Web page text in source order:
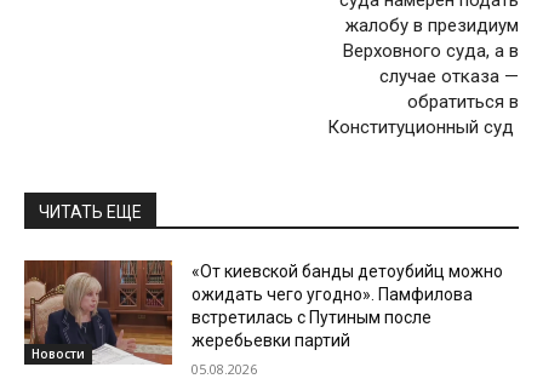
жалобу в президиум
Верховного суда, а в
случае отказа —
обратиться в
Конституционный суд
ЧИТАТЬ ЕЩЕ
Новости
«От киевской банды детоубийц можно
ожидать чего угодно». Памфилова
встретилась с Путиным после
жеребьевки партий
05.08.2026